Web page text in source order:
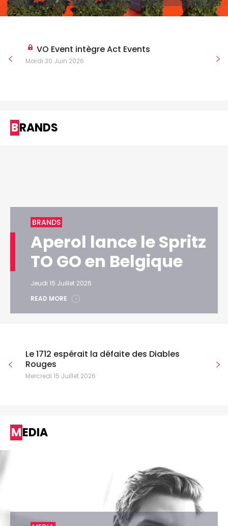
VO Event intègre Act Events
Mardi 30 Juin 2026
BRANDS
BRANDS
Aperol lance le Spritz
TO GO en Belgique
Jeudi 16 Juillet 2026
READ MORE
Le 1712 espérait la défaite des Diables
Rouges
Mercredi 15 Juillet 2026
MEDIA